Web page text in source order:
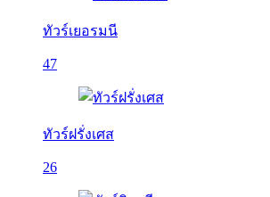
ทัวร์เยอรมนี
47
ทัวร์ฝรั่งเศส
26